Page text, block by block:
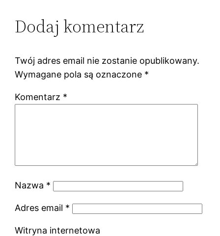
Dodaj komentarz
Twój adres email nie zostanie opublikowany.
Wymagane pola są oznaczone *
Komentarz *
Nazwa *
Adres email *
Witryna internetowa